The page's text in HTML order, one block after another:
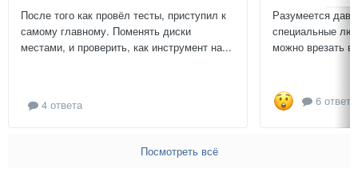
После того как провёл тесты, приступил к
самому главному. Поменять диски
местами, и проверить, как инструмент на...
4 ответа
Разумеется
специальные
можно врезать
6
Посмотреть всё